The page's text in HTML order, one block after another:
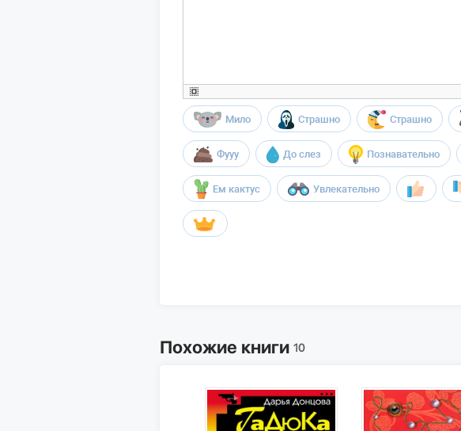
Мило Страшно Страшно
Фууу До слез Познавательно
Ем кактус Увлекательно
Похожие книги 10